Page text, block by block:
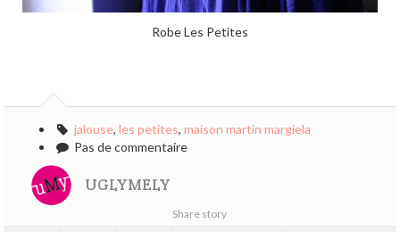
Robe Les Petites
jalouse, les petites, maison martin margiela
Pas de commentaire
UGLYMELY
Share story